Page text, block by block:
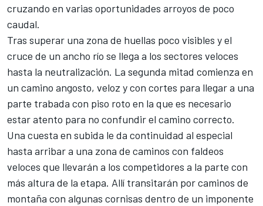
cruzando en varias oportunidades arroyos de poco
caudal.
Tras superar una zona de huellas poco visibles y el
cruce de un ancho río se llega a los sectores veloces
hasta la neutralización. La segunda mitad comienza en
un camino angosto, veloz y con cortes para llegar a una
parte trabada con piso roto en la que es necesario
estar atento para no confundir el camino correcto.
Una cuesta en subida le da continuidad al especial
hasta arribar a una zona de caminos con faldeos
veloces que llevarán a los competidores a la parte con
más altura de la etapa. Allí transitarán por caminos de
montaña con algunas cornisas dentro de un imponente